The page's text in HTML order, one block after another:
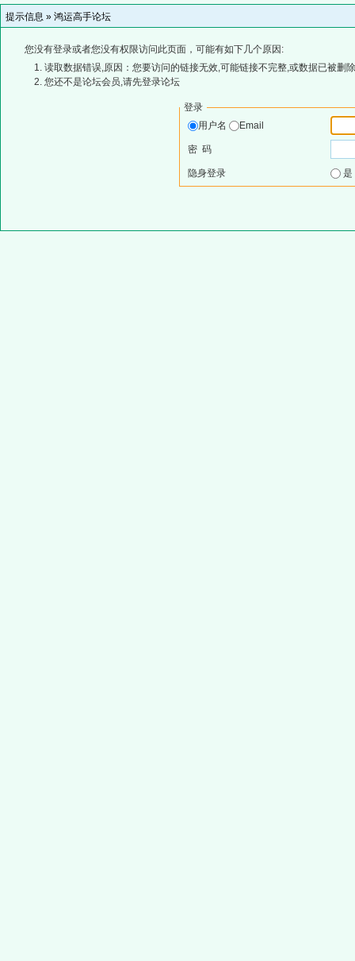
提示信息 » 鸿运高手论坛
您没有登录或者您没有权限访问此页面，可能有如下几个原因:
读取数据错误,原因：您要访问的链接无效,可能链接不完整,或数据已被删
您还不是论坛会员,请先登录论坛
登录
用户名
Email
密 码
隐身登录